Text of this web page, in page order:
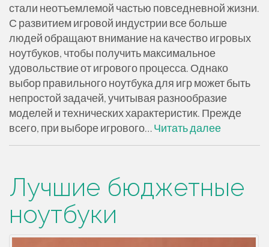
стали неотъемлемой частью повседневной жизни.
С развитием игровой индустрии все больше
людей обращают внимание на качество игровых
ноутбуков, чтобы получить максимальное
удовольствие от игрового процесса. Однако
выбор правильного ноутбука для игр может быть
непростой задачей, учитывая разнообразие
моделей и технических характеристик. Прежде
всего, при выборе игрового…Читать далее
Лучшие бюджетные
ноутбуки